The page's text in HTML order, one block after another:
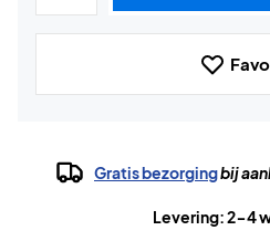
Gratis bezorgingbij
Levering: 2-4